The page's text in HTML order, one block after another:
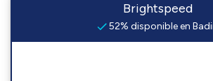
Brightspeed
52% disponible en